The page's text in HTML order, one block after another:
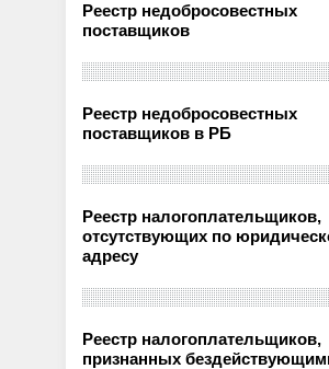
Реестр недобросовестных
поставщиков
Реестр недобросовестных
поставщиков в РБ
Реестр налогоплательщиков,
отсутствующих по
адресу
Реестр налогоплательщиков,
признанных